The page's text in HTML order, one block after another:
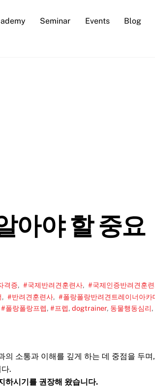
Seminar Events Blog
아야 할 중요
격증, #국제반려견훈련사, #국제인증반려견훈
, #반려견훈련사, #폴랑폴랑반려견트레이너아카
#폴랑폴랑프렙, #프렙, dogtrainer, 동물행동심리,
소통과 이해를 깊게 하는 데 중점을 두며,
.
하시기를 권장해 왔습니다.